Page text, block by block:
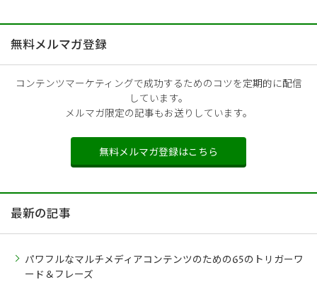
無料メルマガ登録
コンテンツマーケティングで成功するためのコツを定期的に配信
しています。
メルマガ限定の記事もお送りしています。
無料メルマガ登録はこちら
最新の記事
パワフルなマルチメディアコンテンツのための65のトリガーワ
ード＆フレーズ